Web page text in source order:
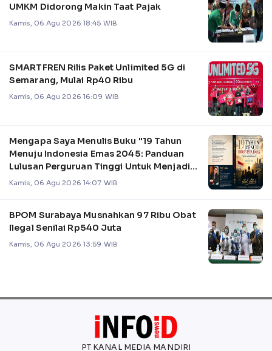
UMKM Didorong Makin Taat Pajak
Kamis, 06 Agu 2026 18:45 WIB
SMARTFREN Rilis Paket Unlimited 5G di
Semarang, Mulai Rp40 Ribu
Kamis, 06 Agu 2026 16:09 WIB
Mengapa Saya Menulis Buku "19 Tahun
Menuju Indonesia Emas 2045: Panduan
Lulusan Perguruan Tinggi Untuk Menjadi
Pemimpin
Kamis, 06 Agu 2026 14:07 WIB
BPOM Surabaya Musnahkan 97 Ribu Obat
Ilegal Senilai Rp540 Juta
Kamis, 06 Agu 2026 13:59 WIB
PT KANAL MEDIA MANDIRI